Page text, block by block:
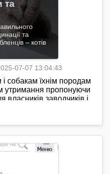
та
та
– котів
07-07 13:04:43
собакам їхнім породам
утримання пропонуючи
заводчиків і
знаю, що сайт
" містить корисні
та собаками, поради
тварин, а також
послуги та акції для